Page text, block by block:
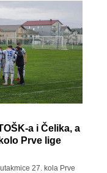
a i Čelika, a
Prve lige
27. kola Prve